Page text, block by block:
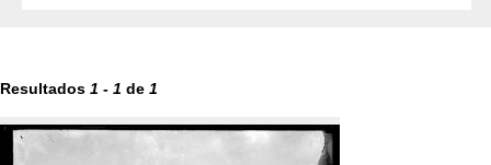
Resultados 1 - 1 de 1